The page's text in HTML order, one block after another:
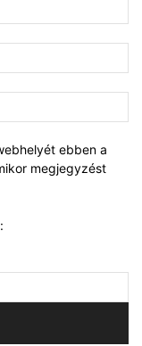
ebben a
megjegyzést